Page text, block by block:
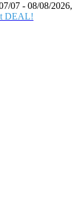
07 - 08/08/2026,
DEAL!